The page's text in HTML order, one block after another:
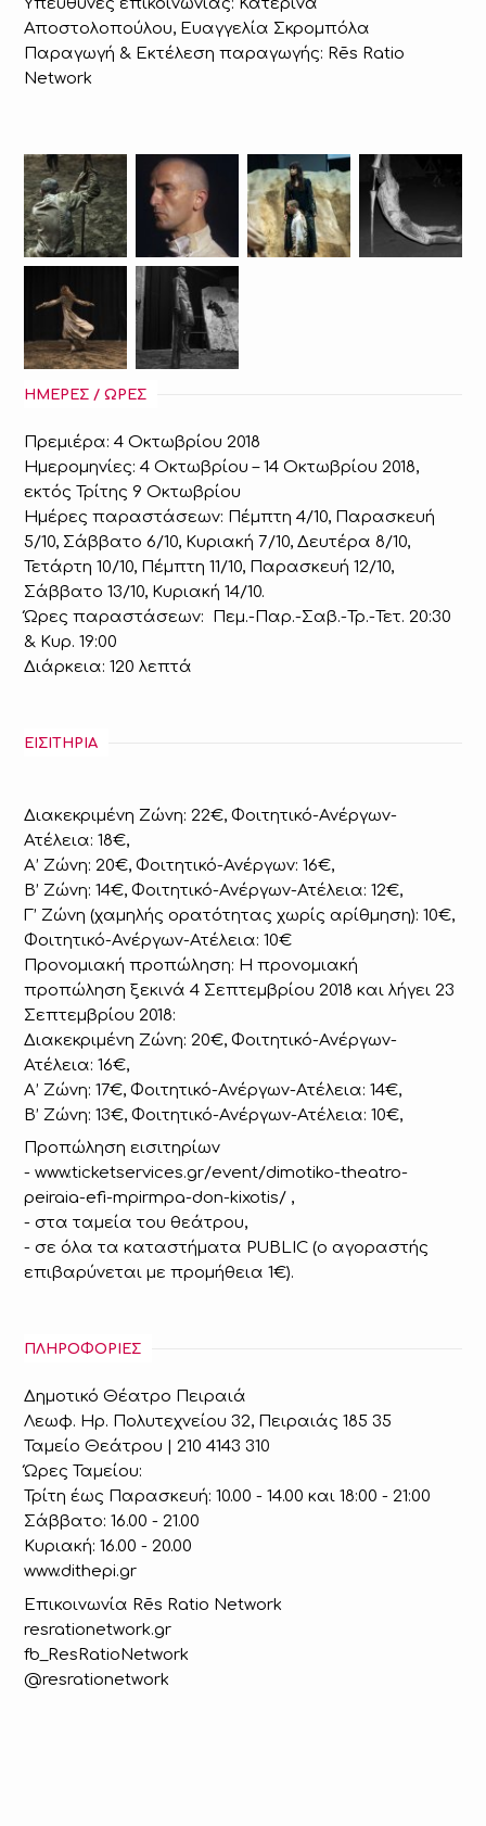
Υπεύθυνες επικοινωνίας: Κατερίνα
Αποστολοπούλου, Ευαγγελία Σκρομπόλα
Παραγωγή & Εκτέλεση παραγωγής: Rēs Ratio
Network
ΗΜΕΡΕΣ / ΩΡΕΣ
Πρεμιέρα: 4 Οκτωβρίου 2018
Ημερομηνίες: 4 Οκτωβρίου – 14 Οκτωβρίου 2018,
εκτός Τρίτης 9 Οκτωβρίου
Ημέρες παραστάσεων: Πέμπτη 4/10, Παρασκευή
5/10, Σάββατο 6/10, Κυριακή 7/10, Δευτέρα 8/10,
Τετάρτη 10/10, Πέμπτη 11/10, Παρασκευή 12/10,
Σάββατο 13/10, Κυριακή 14/10.
Ώρες παραστάσεων: Πεμ.-Παρ.-Σαβ.-Τρ.-Τετ. 20:30
& Κυρ. 19:00
Διάρκεια: 120 λεπτά
ΕΙΣΙΤΗΡΙΑ
Διακεκριμένη Ζώνη: 22€, Φοιτητικό-Ανέργων-
Ατέλεια: 18€,
Α’ Ζώνη: 20€, Φοιτητικό-Ανέργων: 16€,
Β’ Ζώνη: 14€, Φοιτητικό-Ανέργων-Ατέλεια: 12€,
Γ’ Ζώνη (χαμηλής ορατότητας χωρίς αρίθμηση): 10€,
Φοιτητικό-Ανέργων-Ατέλεια: 10€
Προνομιακή προπώληση: Η προνομιακή
προπώληση ξεκινά 4 Σεπτεμβρίου 2018 και λήγει 23
Σεπτεμβρίου 2018:
Διακεκριμένη Ζώνη: 20€, Φοιτητικό-Ανέργων-
Ατέλεια: 16€,
Α’ Ζώνη: 17€, Φοιτητικό-Ανέργων-Ατέλεια: 14€,
Β’ Ζώνη: 13€, Φοιτητικό-Ανέργων-Ατέλεια: 10€,
Προπώληση εισιτηρίων
- www.ticketservices.gr/event/dimotiko-theatro-
peiraia-efi-mpirmpa-don-kixotis/ ,
- στα ταμεία του θεάτρου,
- σε όλα τα καταστήματα PUBLIC (ο αγοραστής
επιβαρύνεται με προμήθεια 1€).
ΠΛΗΡΟΦΟΡΙΕΣ
Δημοτικό Θέατρο Πειραιά
Λεωφ. Ηρ. Πολυτεχνείου 32, Πειραιάς 185 35
Ταμείο Θεάτρου | 210 4143 310
Ώρες Ταμείου:
Τρίτη έως Παρασκευή: 10.00 - 14.00 και 18:00 - 21:00
Σάββατο: 16.00 - 21.00
Κυριακή: 16.00 - 20.00
www.dithepi.gr
Επικοινωνία Rēs Ratio Network
resrationetwork.gr
fb_ResRatioNetwork
@resrationetwork